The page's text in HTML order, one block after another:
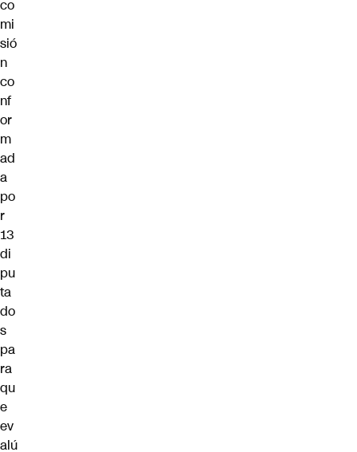
co
mi
sió
n
co
nf
or
m
ad
a
po
r
13
di
pu
ta
do
s
pa
ra
qu
e
ev
alú